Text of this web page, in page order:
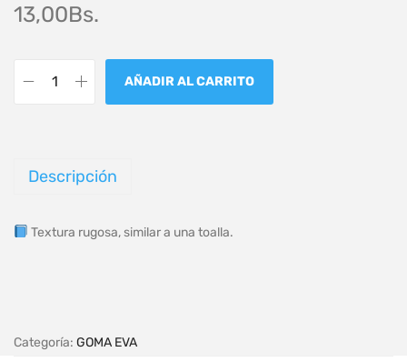
13,00Bs.
AÑADIR AL CARRITO
Descripción
Textura rugosa, similar a una toalla.
Categoría: GOMA EVA